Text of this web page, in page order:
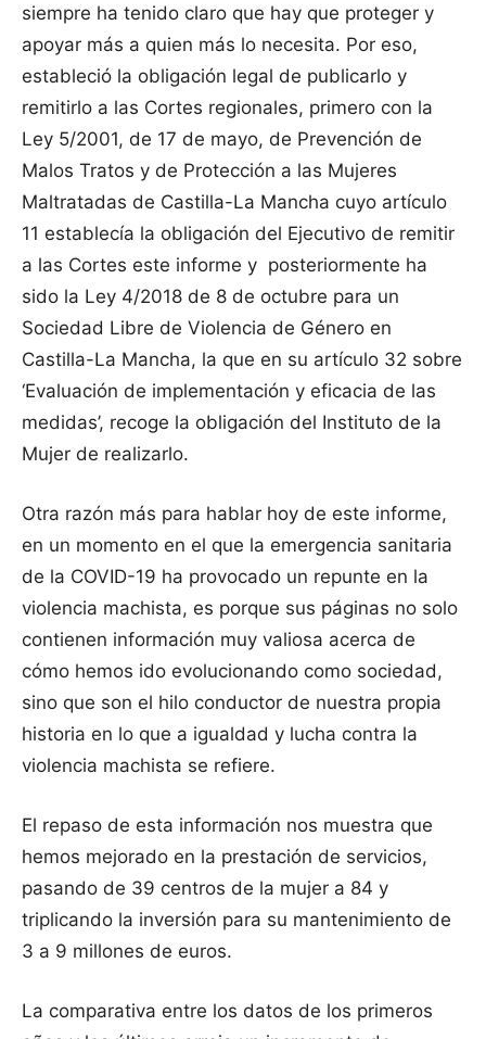
siempre ha tenido claro que hay que proteger y
apoyar más a quien más lo necesita. Por eso,
estableció la obligación legal de publicarlo y
remitirlo a las Cortes regionales, primero con la
Ley 5/2001, de 17 de mayo, de Prevención de
Malos Tratos y de Protección a las Mujeres
Maltratadas de Castilla-La Mancha cuyo artículo
11 establecía la obligación del Ejecutivo de remitir
a las Cortes este informe y posteriormente ha
sido la Ley 4/2018 de 8 de octubre para un
Sociedad Libre de Violencia de Género en
Castilla-La Mancha, la que en su artículo 32 sobre
‘Evaluación de implementación y eficacia de las
medidas’, recoge la obligación del Instituto de la
Mujer de realizarlo.
Otra razón más para hablar hoy de este informe,
en un momento en el que la emergencia sanitaria
de la COVID-19 ha provocado un repunte en la
violencia machista, es porque sus páginas no solo
contienen información muy valiosa acerca de
cómo hemos ido evolucionando como sociedad,
sino que son el hilo conductor de nuestra propia
historia en lo que a igualdad y lucha contra la
violencia machista se refiere.
El repaso de esta información nos muestra que
hemos mejorado en la prestación de servicios,
pasando de 39 centros de la mujer a 84 y
triplicando la inversión para su mantenimiento de
3 a 9 millones de euros.
La comparativa entre los datos de los primeros